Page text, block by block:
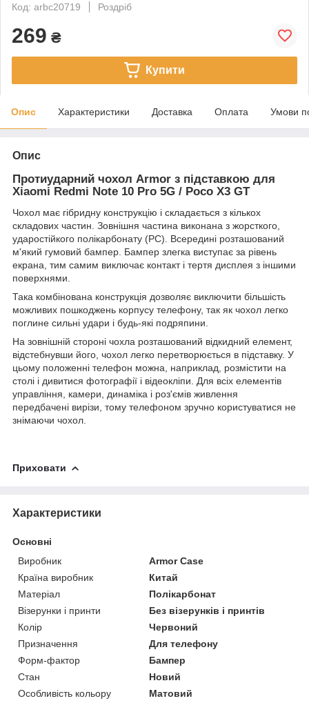
Код: arbc20719
Роздріб
269 ₴
Купити
Опис Характеристики Доставка Оплата Умови
Опис
Протиударний чохол Armor з підставкою для
Xiaomi Redmi Note 10 Pro 5G / Poco X3 GT
Чохол має гібридну конструкцію і складається з кількох
складових частин. Зовнішня частина виконана з жорсткого,
ударостійкого полікарбонату (PC). Всередині розташований
м'який гумовий бампер. Бампер злегка виступає за рівень
екрана, тим самим виключає контакт і тертя дисплея з іншими
поверхнями.
Така комбінована конструкція дозволяє виключити більшість
можливих пошкоджень корпусу телефону, так як чохол легко
поглине сильні удари і будь-які подряпини.
На зовнішній стороні чохла розташований відкидний елемент,
відстебнувши його, чохол легко перетворюється в підставку. У
цьому положенні телефон можна, наприклад, розмістити на
столі і дивитися фотографії і відеокліпи. Для всіх елементів
управління, камери, динаміка і роз'ємів живлення
передбачені вирізи, тому телефоном зручно користуватися не
знімаючи чохол.
Приховати
Характеристики
Основні
Виробник
Armor Case
Країна виробник
Китай
Матеріал
Полікарбонат
Візерунки і принти
Без візерунків і принтів
Колір
Червоний
Призначення
Для телефону
Форм-фактор
Бампер
Стан
Новий
Особливість кольору
Матовий